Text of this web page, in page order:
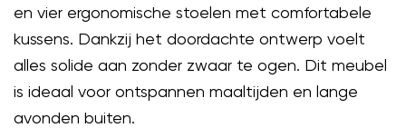
en vier ergonomische stoelen met comfortabele
kussens. Dankzij het doordachte ontwerp voelt
alles solide aan zonder zwaar te ogen. Dit meubel
is ideaal voor ontspannen maaltijden en lange
avonden buiten.